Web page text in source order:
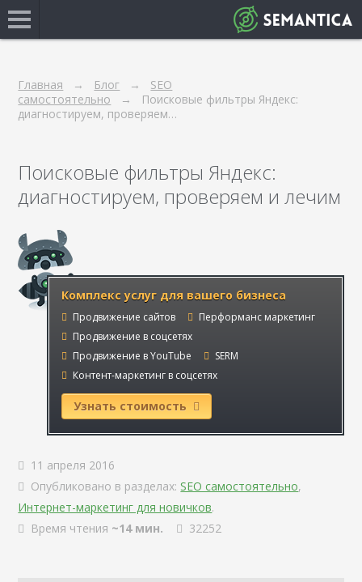
Главная Блог
SEO
самостоятельно
Поисковые фильтры Яндекс:
диагностируем, проверяем…
Поисковые фильтры Яндекс:
диагностируем, проверяем и лечим
Комплекс услуг для вашего бизнеса
Продвижение сайтов
Перформанс маркетинг
Продвижение в соцсетях
Продвижение в YouTube
SERM
Контент-маркетинг в соцсетях
Узнать стоимость
11 апреля 2016
Опубликовано в разделах: SEO самостоятельно,
Интернет-маркетинг для новичков.
Время чтения ~14 мин. 32252